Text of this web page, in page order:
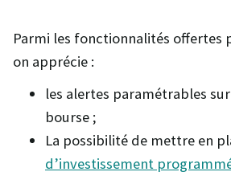
Parmi les fonctionnalités offertes
on apprécie :
les alertes paramétrables
bourse ;
La possibilité de mettre en
d’investissement